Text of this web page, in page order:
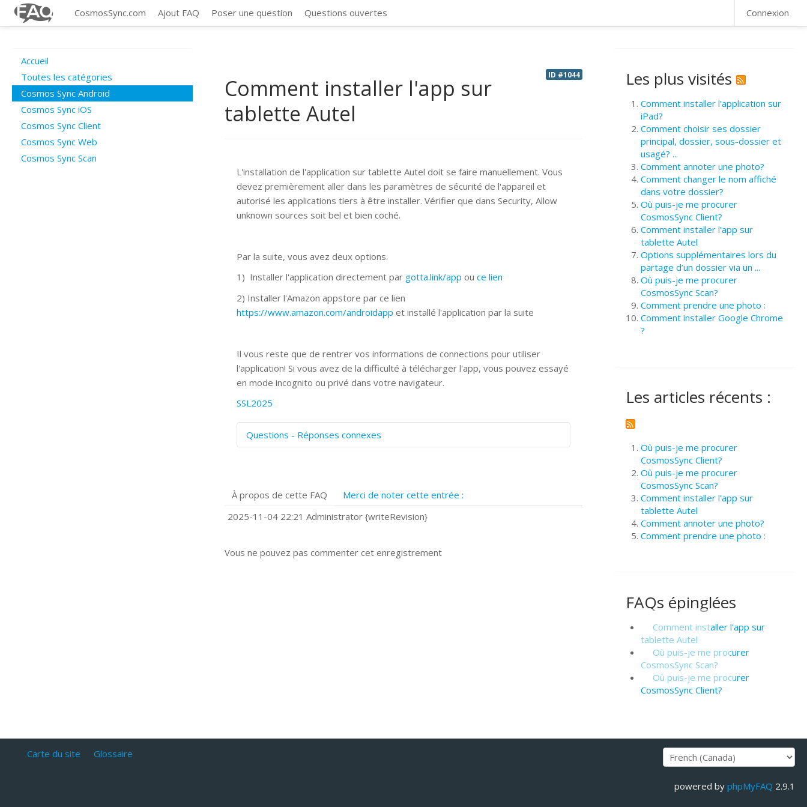
CosmosSync.com Ajout FAQ Poser une question Questions ouvertes Connexion
Accueil
Toutes les catégories
Cosmos Sync Android
Cosmos Sync iOS
Cosmos Sync Client
Cosmos Sync Web
Cosmos Sync Scan
ID #1044
Comment installer l'app sur
tablette Autel
L'installation de l'application sur tablette Autel doit se faire manuellement. Vous
devez premièrement aller dans les paramètres de sécurité de l'appareil et
autorisé les applications tiers à être installer. Vérifier que dans Security, Allow
unknown sources soit bel et bien coché.
Par la suite, vous avez deux options.
1) Installer l'application directement par gotta.link/app ouce lien
2) Installer l'Amazon appstore par ce lien
https://www.amazon.com/androidapp et installé l'application par la suite
Il vous reste que de rentrer vos informations de connections pour utiliser
l'application! Si vous avez de la difficulté à télécharger l'app, vous pouvez essayé
en mode incognito ou privé dans votre navigateur.
SSL2025
Questions - Réponses connexes
Quels navigateurs web sont supportés ?
Comment installer Google Chrome ?
À propos de cette FAQ
Merci de noter cette entrée :
2025-11-04 22:21 Administrator {writeRevision}
Vous ne pouvez pas commenter cet enregistrement
Les plus visités
Comment installer l'application sur
iPad?
Comment choisir ses dossier
principal, dossier, sous-dossier et
usagé? ...
Comment annoter une photo?
Comment changer le nom affiché
dans votre dossier?
Où puis-je me procurer
CosmosSync Client?
Comment installer l'app sur
tablette Autel
Options supplémentaires lors du
partage d’un dossier via un ...
Où puis-je me procurer
CosmosSync Scan?
Comment prendre une photo :
Comment installer Google Chrome
?
Les articles récents :
Où puis-je me procurer
CosmosSync Client?
Où puis-je me procurer
CosmosSync Scan?
Comment installer l'app sur
tablette Autel
Comment annoter une photo?
Comment prendre une photo :
FAQs épinglées
Comment installer l'app sur
tablette Autel
Où puis-je me procurer
CosmosSync Scan?
Où puis-je me procurer
CosmosSync Client?
Carte du site Glossaire
powered by phpMyFAQ 2.9.1